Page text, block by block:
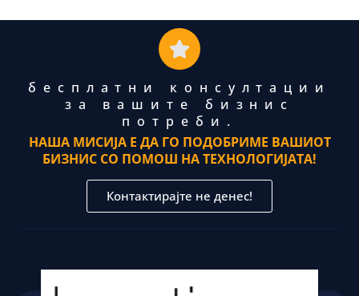
бесплатни консултации
за вашите бизнис
потреби.
НАША МИСИЈА Е ДА ГО ПОДОБРИМЕ ВАШИОТ
БИЗНИС СО ПОМОШ НА ТЕХНОЛОГИЈАТА!
Контактирајте не денес!